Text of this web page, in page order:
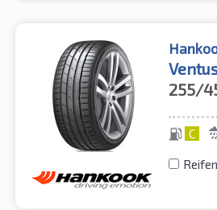
255/
C